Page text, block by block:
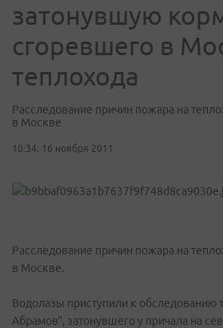
затонувшую
сгоревшего в
теплохода
Расследование причин пожара на
в Москве
10:34, 16 ноября 2011
Расследование причин пожара на
в Москве.
Водолазы приступили к обследованию
Абрамов", затонувшего у причала на